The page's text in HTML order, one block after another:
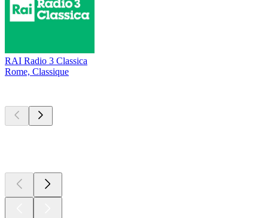
RAI Radio 3 Classica
Rome, Classique